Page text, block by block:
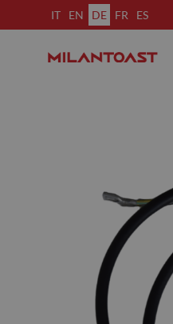
IT EN DE FR ES